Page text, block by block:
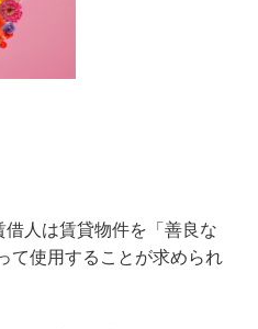
人は賃貸物件を「善良な
て使用することが求められ